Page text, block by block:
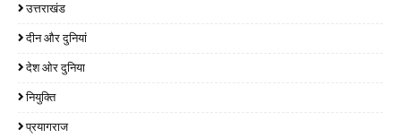
उत्तराखंड
दीन और दुनियां
देश ओर दुनिया
नियुक्ति
प्रयागराज